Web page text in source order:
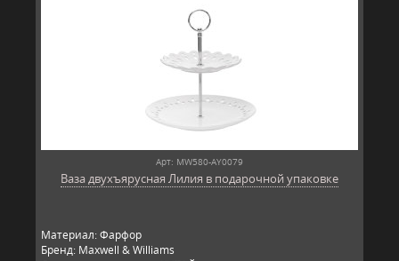
Арт: MW580-AY0079
Ваза двухъярусная Лилия в подарочной упаковке
Материал: Фарфор
Бренд: Maxwell & Williams